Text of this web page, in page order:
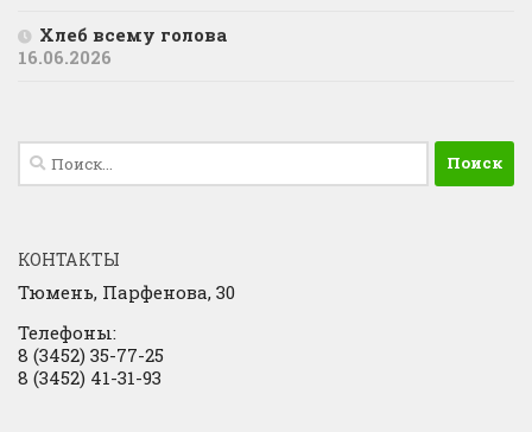
Хлеб всему голова
16.06.2026
Найти:
КОНТАКТЫ
Тюмень, Парфенова, 30
Телефоны:
8 (3452) 35-77-25
8 (3452) 41-31-93